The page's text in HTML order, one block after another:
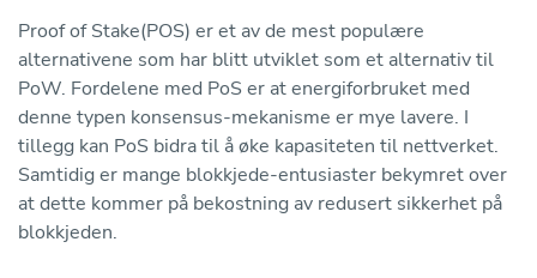
Proof of Stake(POS) er et av de mest populære
alternativene som har blitt utviklet som et alternativ til
PoW. Fordelene med PoS er at energiforbruket med
denne typen konsensus-mekanisme er mye lavere. I
tillegg kan PoS bidra til å øke kapasiteten til nettverket.
Samtidig er mange blokkjede-entusiaster bekymret over
at dette kommer på bekostning av redusert sikkerhet på
blokkjeden.